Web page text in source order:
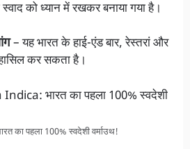
को ध्यान में रखकर बनाया गया है।
– यह भारत के हाई-एंड बार, रेस्तरां और
कर सकता है।
का पहला 100% स्वदेशी वर्माउथ!